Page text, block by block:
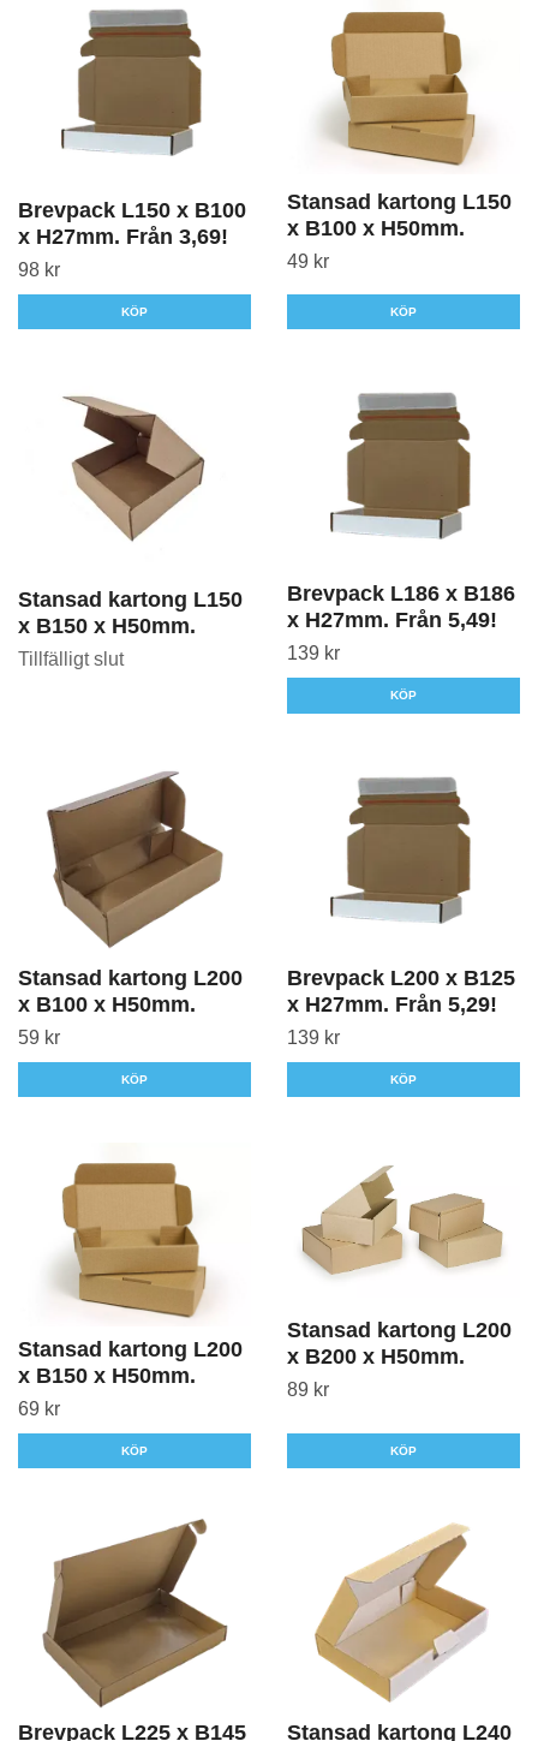
Brevpack L150 x B100
x H27mm. Från 3,69!
98 kr
KÖP
Stansad kartong L150
x B100 x H50mm.
49 kr
KÖP
Stansad kartong L150
x B150 x H50mm.
Tillfälligt slut
Brevpack L186 x B186
x H27mm. Från 5,49!
139 kr
KÖP
Stansad kartong L200
x B100 x H50mm.
59 kr
KÖP
Brevpack L200 x B125
x H27mm. Från 5,29!
139 kr
KÖP
Stansad kartong L200
x B150 x H50mm.
69 kr
KÖP
Stansad kartong L200
x B200 x H50mm.
89 kr
KÖP
Brevpack L225 x B145 Stansad kartong L240